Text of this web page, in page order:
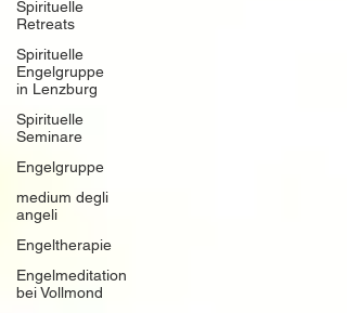
Spirituelle
Retreats
Spirituelle
Engelgruppe
in Lenzburg
Spirituelle
Seminare
Engelgruppe
medium degli
angeli
Engeltherapie
Engelmeditation
bei Vollmond